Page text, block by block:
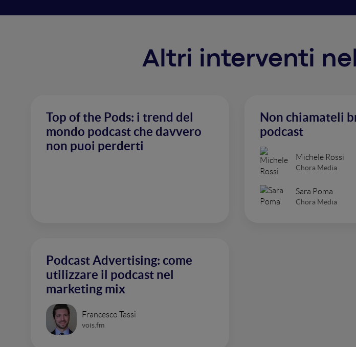
Altri interventi
Top of the Pods: i trend del
mondo podcast che davvero
non puoi perderti
Non chiamateli
podcast
Michele Rossi
Chora Media
Sara Poma
Chora Media
Podcast Advertising: come
utilizzare il podcast nel
marketing mix
Francesco Tassi
vois.fm